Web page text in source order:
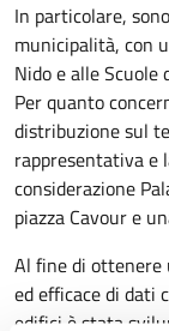
In particolare,
municipalità, con
Nido e alle Scuole
Per quanto
distribuzione sul
rappresentativa e
considerazione
piazza Cavour e
Al fine di ottenere
ed efficace di dati
edifici è stata